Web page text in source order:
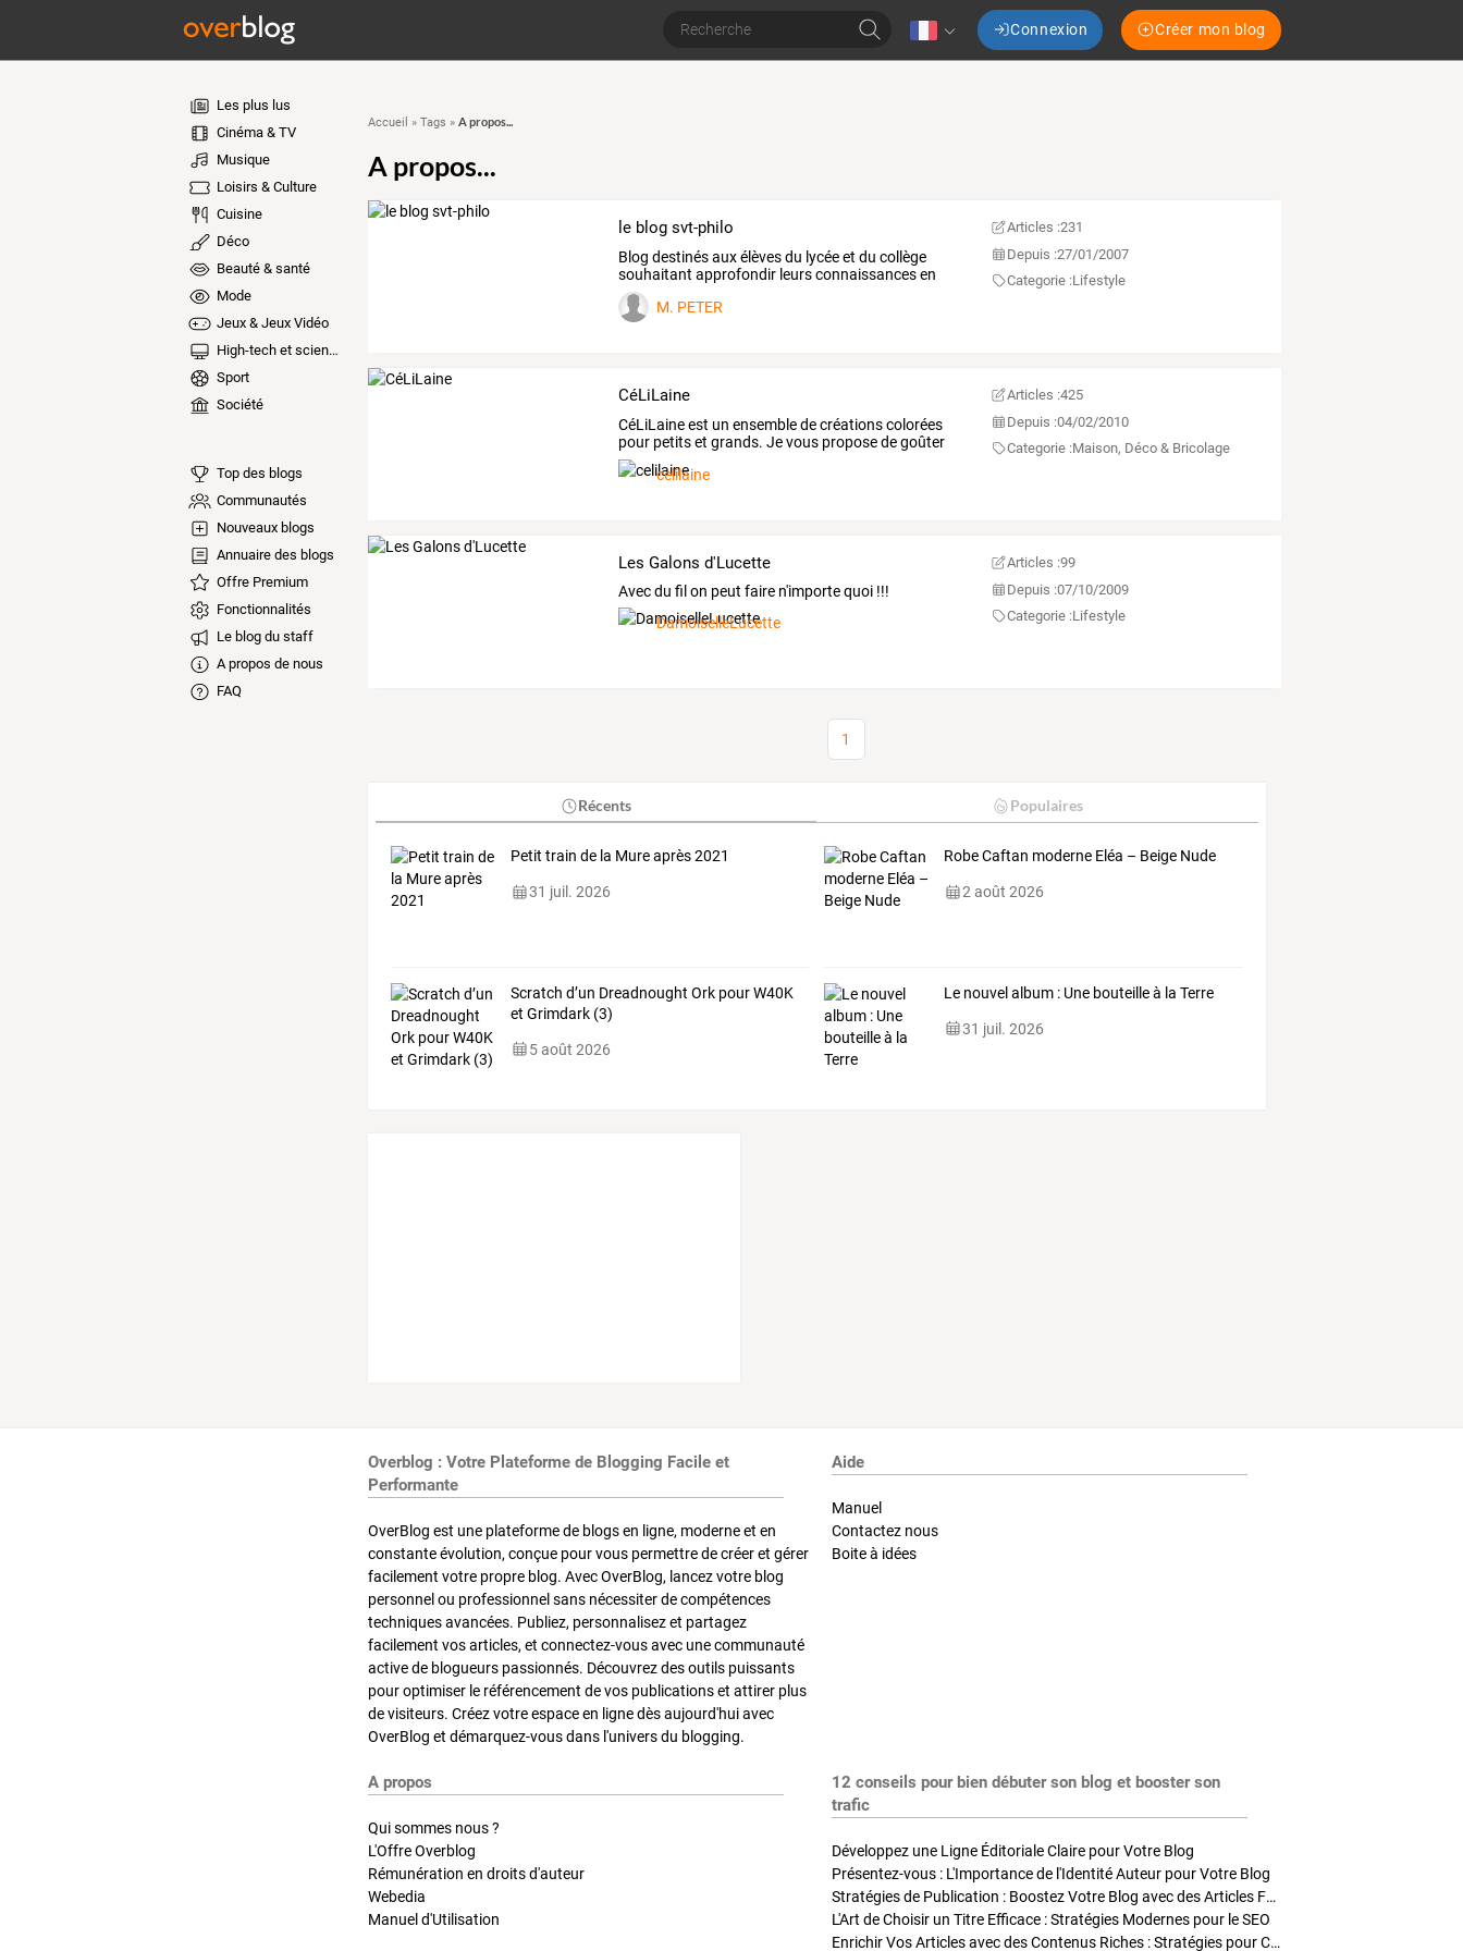
Connexion Créer mon blog
Les plus lus
Cinéma & TV
Musique
Loisirs & Culture
Cuisine
Déco
Beauté & santé
Mode
Jeux & Jeux Vidéo
High-tech et sciences
Sport
Société
Top des blogs
Communautés
Nouveaux blogs
Annuaire des blogs
Offre Premium
Fonctionnalités
Le blog du staff
A propos de nous
FAQ
Accueil » Tags » A propos...
A propos...
le blog svt-philo
Blog destinés aux élèves du lycée et du collège
souhaitant approfondir leurs connaissances en
svt
M. PETER
Articles :231
Depuis :27/01/2007
Categorie :Lifestyle
CéLiLaine
CéLiLaineest un ensembledecréationscolorées
pour petitset grands. Jevous proposedegoûter
aux
celilaine
Articles :425
Depuis :04/02/2010
Categorie :Maison, Déco & Bricolage
Les Galons d'Lucette
Avec du fil on peut faire n'importe quoi !!!
DamoiselleLucette
Articles :99
Depuis :07/10/2009
Categorie :Lifestyle
1
Récents Populaires
Petit train de la Mure après 2021
31 juil. 2026
Robe Caftan moderne Eléa – Beige Nude
2 août 2026
Scratch d’un Dreadnought Ork pour W40K
et Grimdark (3)
5 août 2026
Le nouvel album : Une bouteille à la Terre
31 juil. 2026
Overblog : Votre Plateforme de Blogging Facile et
Performante
OverBlog est une plateforme de blogs en ligne, moderne et en
constante évolution, conçue pour vous permettre de créer et gérer
facilement votre propre blog. Avec OverBlog, lancez votre blog
personnel ou professionnel sans nécessiter de compétences
techniques avancées. Publiez, personnalisez et partagez
facilement vos articles, et connectez-vous avec une communauté
active de blogueurs passionnés. Découvrez des outils puissants
pour optimiser le référencement de vos publications et attirer plus
de visiteurs. Créez votre espace en ligne dès aujourd'hui avec
OverBlog et démarquez-vous dans l'univers du blogging.
Aide
Manuel
Contactez nous
Boite à idées
A propos
Qui sommes nous ?
L'Offre Overblog
Rémunération en droits d'auteur
Webedia
Manuel d'Utilisation
12 conseils pour bien débuter son blog et booster son
trafic
Développez une Ligne Éditoriale Claire pour Votre Blog
Présentez-vous : L'Importance de l'Identité Auteur pour Votre Blog
Stratégies de Publication : Boostez Votre Blog avec des Articles Fréquents et Exclusifs
L'Art de Choisir un Titre Efficace : Stratégies Modernes pour le SEO
Enrichir Vos Articles avec des Contenus Riches : Stratégies pour Captiver et Optimiser